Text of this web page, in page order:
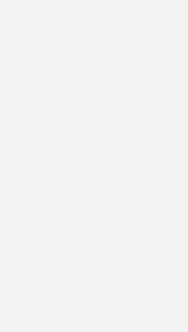
keine Klimalüge sein!“ Wenig überraschend
nicht. Rewe stand laut Foodwatch für ein
sich gegen Kritik:
die auf der Packung angegebene
Emissionen über den Anbieter „Climate
ausschließlich Zertifikate eines Projekts zum
Peru gekauft, so Foodwatch. Eine von den
in Auftrag gegebene
nicht die grundlegenden Anforderungen an
erfülle, so die Verbraucherschützer. Nach
Entwaldung nicht wie versprochen
sogar zugenommen.
hatten der Handelskonzern die Kritik bereits
Climate Partner, über den die
Zertifikate gekauft hatte, habe versichert, die
unbegründet, so Rewe. Eine von